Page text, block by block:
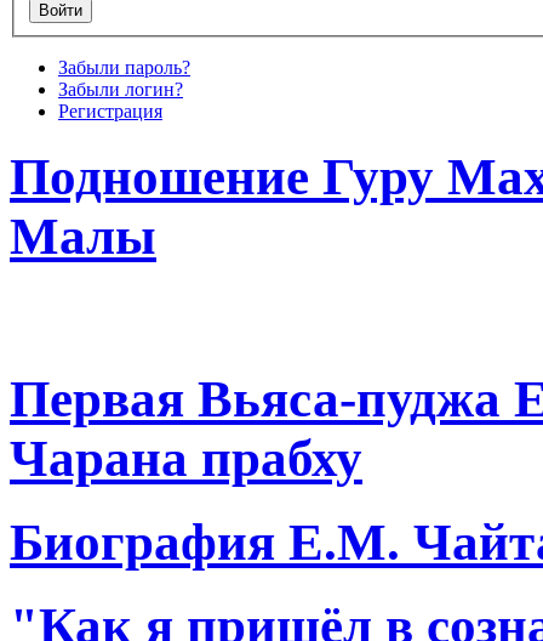
Забыли пароль?
Забыли логин?
Регистрация
Подношение Гуру
Малы
Первая Вьяса-пуджа
Чарана прабху
Биография Е.М.
"Как я пришёл в